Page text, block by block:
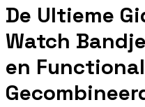
De Ultieme
Watch
en